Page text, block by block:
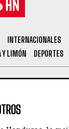
INTERNACIONALES
Y LIMÓN DEPORTES